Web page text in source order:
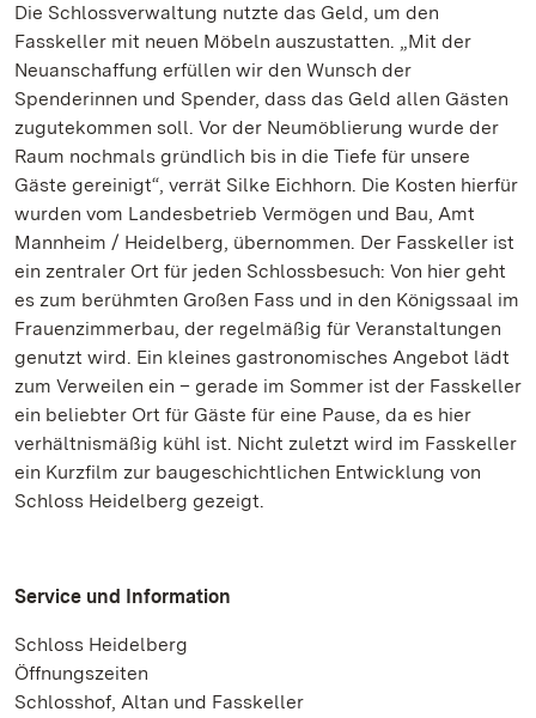
Die Schlossverwaltung nutzte das Geld, um den
Fasskeller mit neuen Möbeln auszustatten. „Mit der
Neuanschaffung erfüllen wir den Wunsch der
Spenderinnen und Spender, dass das Geld allen Gästen
zugutekommen soll. Vor der Neumöblierung wurde der
Raum nochmals gründlich bis in die Tiefe für unsere
Gäste gereinigt“, verrät Silke Eichhorn. Die Kosten hierfür
wurden vom Landesbetrieb Vermögen und Bau, Amt
Mannheim / Heidelberg, übernommen. Der Fasskeller ist
ein zentraler Ort für jeden Schlossbesuch: Von hier geht
es zum berühmten Großen Fass und in den Königssaal im
Frauenzimmerbau, der regelmäßig für Veranstaltungen
genutzt wird. Ein kleines gastronomisches Angebot lädt
zum Verweilen ein – gerade im Sommer ist der Fasskeller
ein beliebter Ort für Gäste für eine Pause, da es hier
verhältnismäßig kühl ist. Nicht zuletzt wird im Fasskeller
ein Kurzfilm zur baugeschichtlichen Entwicklung von
Schloss Heidelberg gezeigt.
Service und Information
Schloss Heidelberg
Öffnungszeiten
Schlosshof, Altan und Fasskeller